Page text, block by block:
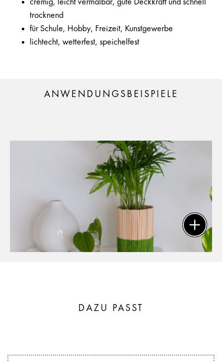
cremig, leicht vermalbar, gute Deckkraft und schnell
trocknend
für Schule, Hobby, Freizeit, Kunstgewerbe
lichtecht, wetterfest, speichelfest
ANWENDUNGSBEISPIELE
DAZU PASST